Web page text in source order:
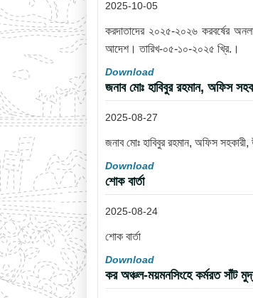
2025-10-05
করদাতাদের ২০২৫-২০২৬ করবর্ষের
আদেশ। তারিখ-০৫-১০-২০২৫ খ্রি.।
Download
জনাব মোঃ হাবিবুর রহমান, অফিস
2025-08-27
জনাব মোঃ হাবিবুর রহমান, অফিস
Download
শোক বার্তা
2025-08-24
শোক বার্তা
Download
কর অঞ্চল-ময়মনসিংহে কর্মরত সাঁট